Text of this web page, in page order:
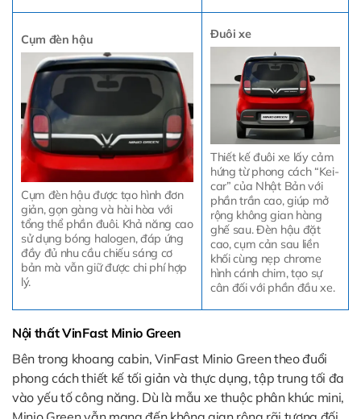
Cụm đèn hậu
Cụm đèn hậu được tạo hình đơn
giản, gọn gàng và hài hòa với
tổng thể phần đuôi. Khả năng cao
sử dụng bóng halogen, đáp ứng
đầy đủ nhu cầu chiếu sáng cơ
bản mà vẫn giữ được chi phí hợp
lý.
Đuôi xe
Thiết kế đuôi xe lấy cảm
hứng từ phong cách “Kei-
car” của Nhật Bản với
phần trần cao, giúp mở
rộng không gian hàng
ghế sau. Đèn hậu đặt
cao, cụm cản sau liền
khối cùng nẹp chrome
hình cánh chim, tạo sự
cân đối với phần đầu xe.
Nội thất VinFast Minio Green
Bên trong khoang cabin, VinFast Minio Green theo đuổi
phong cách thiết kế tối giản và thực dụng, tập trung tối đa
vào yếu tố công năng. Dù là mẫu xe thuộc phân khúc mini,